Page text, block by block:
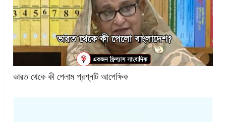
ভারত থেকে কী পেলাম প্রশ্নটি আপেক্ষিক